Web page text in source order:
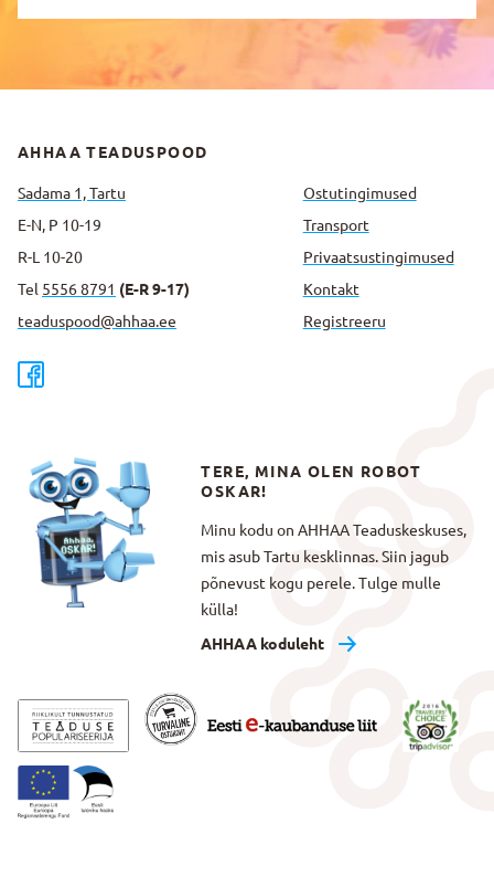
AHHAA TEADUSPOOD
Sadama 1, Tartu
E-N, P 10-19
R-L 10-20
Tel 5556 8791 (E-R 9-17)
teaduspood@ahhaa.ee
Ostutingimused
Transport
Privaatsus­tingimused
Kontakt
Registreeru
TERE, MINA OLEN ROBOT
OSKAR!
Minu kodu on AHHAA Teaduskeskuses,
mis asub Tartu kesklinnas. Siin jagub
põnevust kogu perele. Tulge mulle
külla!
AHHAA koduleht